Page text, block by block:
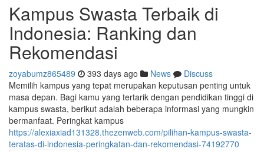
Kampus Swasta Terbaik di
Indonesia: Ranking dan
Rekomendasi
zoyabumz865489 393 days ago News
Discuss
Memilih kampus yang tepat merupakan keputusan penting untuk
masa depan. Bagi kamu yang tertarik dengan pendidikan tinggi di
kampus swasta, berikut adalah beberapa informasi yang mungkin
bermanfaat. Peringkat kampus
https://alexiaxiad131328.thezenweb.com/pilihan-kampus-swasta-
teratas-di-indonesia-peringkatan-dan-rekomendasi-74192770